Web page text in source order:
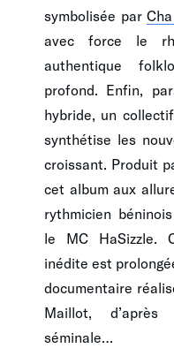
symbolisée par
avec force le
authentique
profond. Enfin,
hybride, un
synthétise les
croissant. Produit
cet album aux
rythmicien
le MC HaSizzle.
inédite est
documentaire
Maillot,
séminale…